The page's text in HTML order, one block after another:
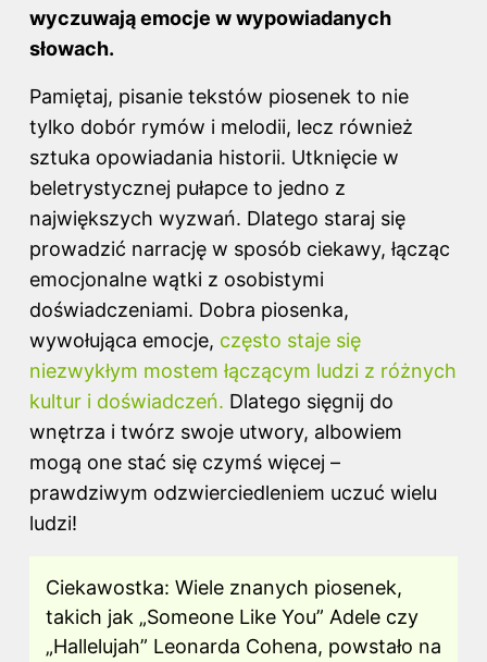
wyczuwają emocje w wypowiadanych
słowach.
Pamiętaj, pisanie tekstów piosenek to nie
tylko dobór rymów i melodii, lecz również
sztuka opowiadania historii. Utknięcie w
beletrystycznej pułapce to jedno z
największych wyzwań. Dlatego staraj się
prowadzić narrację w sposób ciekawy, łącząc
emocjonalne wątki z osobistymi
doświadczeniami. Dobra piosenka,
wywołująca emocje, często staje się
niezwykłym mostem łączącym ludzi z różnych
kultur i doświadczeń. Dlatego sięgnij do
wnętrza i twórz swoje utwory, albowiem
mogą one stać się czymś więcej –
prawdziwym odzwierciedleniem uczuć wielu
ludzi!
Ciekawostka: Wiele znanych piosenek,
takich jak „Someone Like You” Adele czy
„Hallelujah” Leonarda Cohena, powstało na